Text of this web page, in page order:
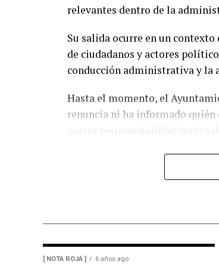
Sheinbaum Pardo una
que permitan rescatar el
región.
De acuerdo con las
impacto económico superior a
relevantes dentro de la
Su salida ocurre en un
de ciudadanos y actores
conducción administrativa y la
Hasta el momento, el
renuncia ni ha informado quién
Se espera que en las
[ NOTA ROJA ] 6 años ago